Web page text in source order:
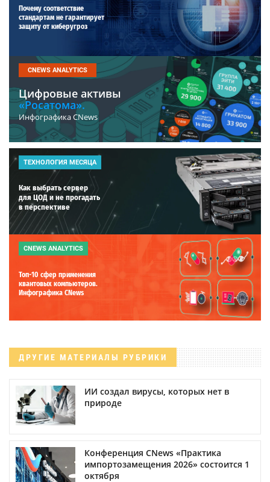
Почему соответствие
стандартам не гарантирует
защиту от киберугроз
CNEWS ANALYTICS
Цифровые активы
«Росатома».
Инфографика CNews
ТЕХНОЛОГИЯ МЕСЯЦА
Как выбрать сервер
для ЦОД и не прогадать
в перспективе
CNEWS ANALYTICS
Топ-10 сфер применения
квантовых компьютеров.
Инфографика CNews
ДРУГИЕ МАТЕРИАЛЫ РУБРИКИ
ИИ создал вирусы, которых нет в
природе
Конференция CNews «Практика
импортозамещения 2026» состоится 1
октября